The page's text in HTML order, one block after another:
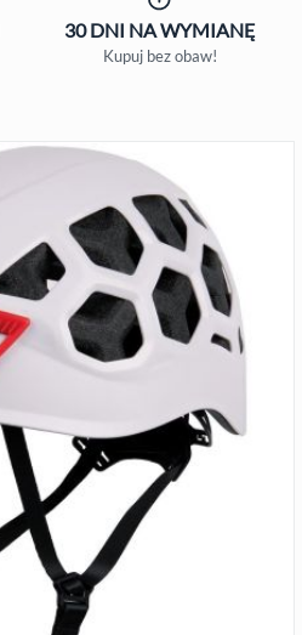
30 DNI NA WYMIANĘ
Kupuj bez obaw!